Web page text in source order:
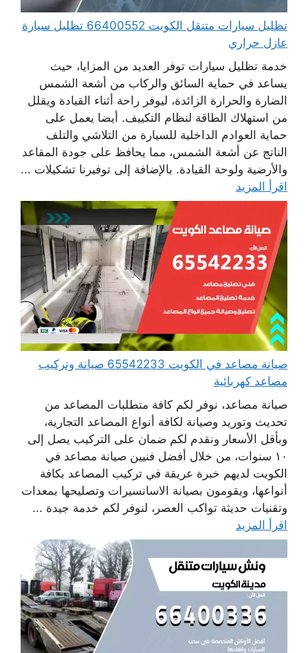
تظليل سيارات متنقل الكويت 66400552 تظليل سيارة
عازل حراري
خدمة تظليل سيارات توفر العديد من المزايا، حيث
يساعد في حماية السائق والركاب من أشعة الشمس
الضارة والحرارة الزائدة، ليوفر راحة أثناء القيادة ويقلل
من استهلاك الطاقة لنظام التكييف. أيضا يعمل على
حماية العوادم الداخلية للسيارة من التلاشي والتلف
الناتج عن أشعة الشمس، مما يحافظ على جودة المقاعد
والأرضية ولوحة القيادة. بالإضافة إلى توفيرنا تشكيلات ...
اقرأ المزيد
صيانة مصاعد في الكويت 65542233 صيانة وتركيب
مصاعد كهربائية
صيانة مصاعد، نوفر لكم كافة متطلبات المصاعد من
تحديث وتوريد وصيانة لكافة أنواع المصاعد التجارية،
وبأقل الأسعار ونقدم لكم ضمان على التركيب يصل إلى
١٠ سنوات، من خلال أفضل فنيين صيانة مصاعد في
الكويت لديهم خبرة عريقة في تركيب المصاعد بكافة
أنواعها، ويقومون بصيانة الاسانسيرات وتصليحها بمعدات
وتقنيات حديثة تواكب العصر، لنوفر لكم خدمة جيدة ...
اقرأ المزيد